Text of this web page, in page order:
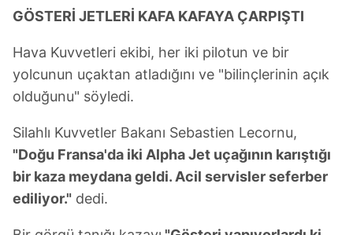
GÖSTERİ JETLERİ KAFA KAFAYA ÇARPIŞTI
Hava Kuvvetleri ekibi, her iki pilotun ve bir
yolcunun uçaktan atladığını ve "bilinçlerinin açık
olduğunu" söyledi.
Silahlı Kuvvetler Bakanı Sebastien Lecornu,
"Doğu Fransa'da iki Alpha Jet uçağının karıştığı
bir kaza meydana geldi. Acil servisler seferber
ediliyor." dedi.